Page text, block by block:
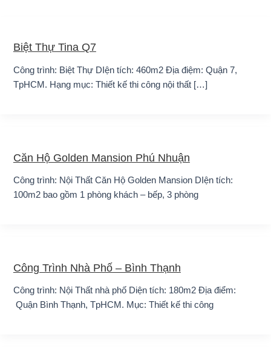
Biệt Thự Tina Q7
Công trình: Biệt Thự DIện tích: 460m2 Địa điệm: Quận 7,
TpHCM. Hạng mục: Thiết kế thi công nội thất […]
Căn Hộ Golden Mansion Phú Nhuận
Công trình: Nội Thất Căn Hộ Golden Mansion DIện tích:
100m2 bao gồm 1 phòng khách – bếp, 3 phòng
Công Trình Nhà Phố – Bình Thạnh
Công trình: Nội Thất nhà phố Diện tích: 180m2 Địa điểm:
Quận Bình Thạnh, TpHCM. Mục: Thiết kế thi công